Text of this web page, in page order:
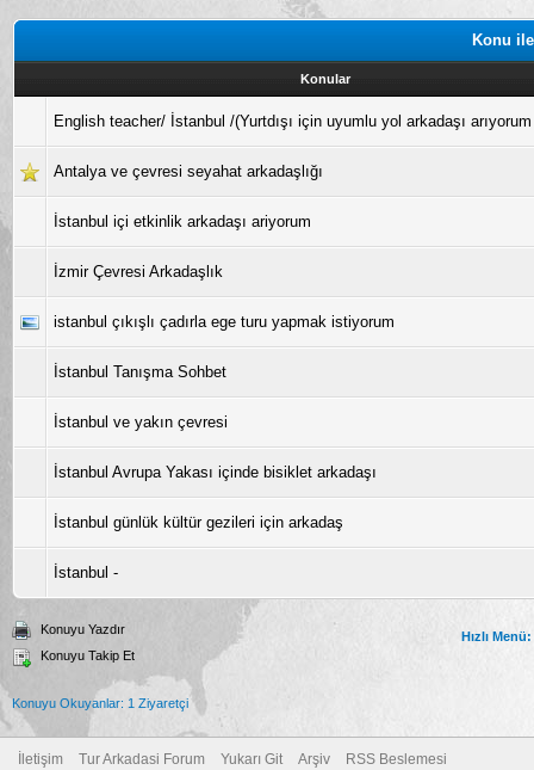
Konu
Konular
English teacher/ İstanbul /(Yurtdışı için uyumlu yol arkadaşı
Antalya ve çevresi seyahat arkadaşlığı
İstanbul içi etkinlik arkadaşı ariyorum
İzmir Çevresi Arkadaşlık
istanbul çıkışlı çadırla ege turu yapmak istiyorum
İstanbul Tanışma Sohbet
İstanbul ve yakın çevresi
İstanbul Avrupa Yakası içinde bisiklet arkadaşı
İstanbul günlük kültür gezileri için arkadaş
İstanbul -
Konuyu Yazdır
Konuyu Takip Et
Hızlı Menü:
Konuyu Okuyanlar: 1 Ziyaretçi
İletişim Tur Arkadasi Forum Yukarı Git Arşiv RSS Beslemesi